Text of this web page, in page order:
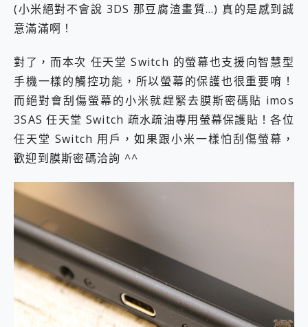
(小米絕對不會說 3DS 那豆腐渣畫質…) 真的是感到誠
意滿滿啊！
對了，而本次 任天堂 Switch 的螢幕也支援向智慧型
手機一樣的觸控功能，所以螢幕的保護也很重要唷！
而絕對會刮傷螢幕的小米就趕緊去膜斯密碼貼 imos
3SAS 任天堂 Switch 疏水疏油專用螢幕保護貼！各位
任天堂 Switch 用戶，如果跟小米一樣怕刮傷螢幕，
歡迎到膜斯密碼洽詢 ^^